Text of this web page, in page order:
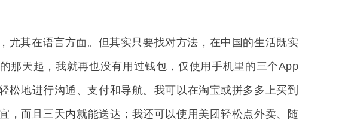
尤其在语言方面。但其实只要找对方法，在中国的生活既实
那天起，我就再也没有用过钱包，仅使用手机里的三个App
地进行沟通、支付和导航。我可以在淘宝或拼多多上买到
，而且三天内就能送达；我还可以使用美团轻松点外卖、随